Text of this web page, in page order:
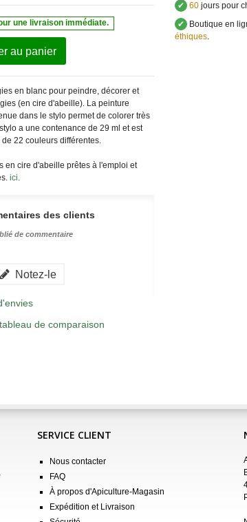
une livraison immédiate.
au panier
en blanc pour peindre, décorer et
(en cire d'abeille). La peinture
dans le stylo permet de colorer très
a une contenance de 29 ml et est
22 couleurs différentes.
en cire d'abeille prêtes à l'emploi et
ici.
des clients
de commentaire
Notez-le
de comparaison
✔ 60jours pour
✔ Boutique en
éthiques.
SERVICE CLIENT
Nous contacter
FAQ
À propos d'Apiculture-Magasin
Expédition et Livraison